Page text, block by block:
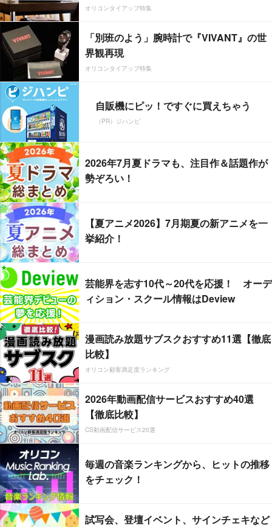
オリコンタイアップ特集
「別班のよう」腕時計で『VIVANT』の世
界観再現
オリコンタイアップ特集
自販機にピッ！ですぐに買えちゃう
（PR）ジハンピ
2026年7月夏ドラマも、注目作＆話題作が
勢ぞろい！
【夏アニメ2026】7月期夏の新アニメを一
挙紹介！
芸能界を志す10代～20代を応援！ オーデ
ィション・スクール情報はDeview
漫画読み放題サブスクおすすめ11選【徹底
比較】
オリコン顧客満足度ランキング
2026年動画配信サービスおすすめ40選
【徹底比較】
CS動画配信サービス20選
毎週の音楽ランキングから、ヒットの推移
をチェック！
試写会、登壇イベント、サインチェキなど